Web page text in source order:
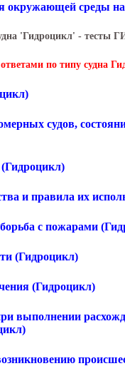
окружающей среды
'Гидроцикл' - тесты
по типу судна
судов,
(Гидроцикл)
и правила их
с пожарами
(Гидроцикл)
(Гидроцикл)
выполнении